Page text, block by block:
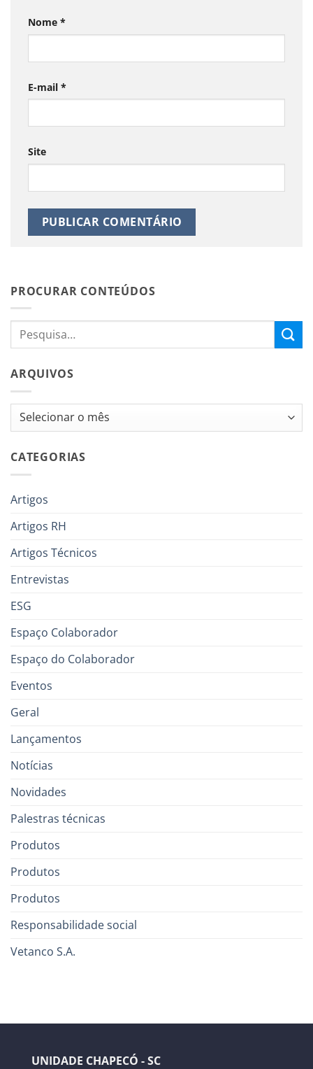
Nome *
E-mail *
Site
PROCURAR CONTEÚDOS
ARQUIVOS
Arquivos
CATEGORIAS
Artigos
Artigos RH
Artigos Técnicos
Entrevistas
ESG
Espaço Colaborador
Espaço do Colaborador
Eventos
Geral
Lançamentos
Notícias
Novidades
Palestras técnicas
Produtos
Produtos
Produtos
Responsabilidade social
Vetanco S.A.
UNIDADE CHAPECÓ - SC